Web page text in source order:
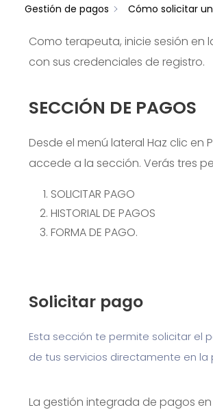
Gestión de pagos
Cómo solicitar
Como terapeuta, inicie sesión en
con sus credenciales de registro.
SECCIÓN DE PAGOS
Desde el menú lateral Haz clic en
accede a la sección. Verás tres
SOLICITAR PAGO
HISTORIAL DE PAGOS
FORMA DE PAGO.
Solicitar pago
Esta sección te permite solicitar el
de tus servicios directamente en la
La gestión integrada de pagos en